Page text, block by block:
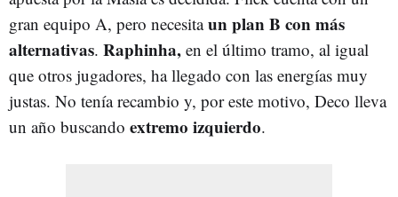
gran equipo A, pero necesitaun plan B con más
alternativas. Raphinha, en el último tramo, al igual
que otros jugadores, ha llegado con las energías muy
justas. No tenía recambio y, por este motivo, Deco lleva
un año buscando extremo izquierdo.